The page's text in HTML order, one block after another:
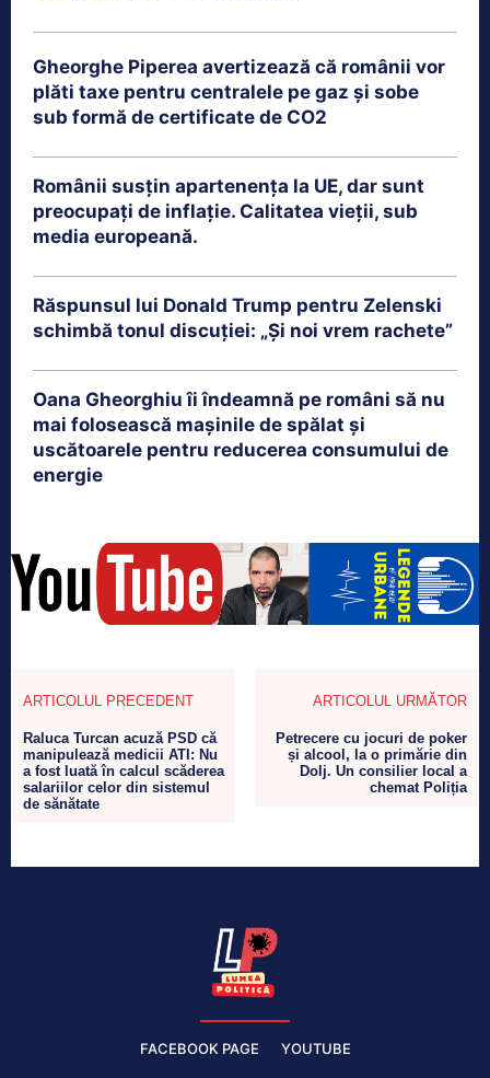
Gheorghe Piperea avertizează că românii vor
plăti taxe pentru centralele pe gaz și sobe
sub formă de certificate de CO2
Românii susțin apartenența la UE, dar sunt
preocupați de inflație. Calitatea vieții, sub
media europeană.
Răspunsul lui Donald Trump pentru Zelenski
schimbă tonul discuției: „Și noi vrem rachete”
Oana Gheorghiu îi îndeamnă pe români să nu
mai folosească mașinile de spălat și
uscătoarele pentru reducerea consumului de
energie
ARTICOLUL PRECEDENT
Raluca Turcan acuză PSD că
manipulează medicii ATI: Nu
a fost luată în calcul scăderea
salariilor celor din sistemul
de sănătate
ARTICOLUL URMĂTOR
Petrecere cu jocuri de poker
și alcool, la o primărie din
Dolj. Un consilier local a
chemat Poliția
FACEBOOK PAGE YOUTUBE